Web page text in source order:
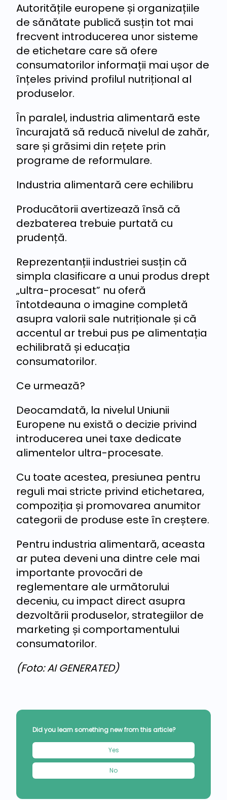
Autoritățile europene și organizațiile
de sănătate publică susțin tot mai
frecvent introducerea unor sisteme
de etichetare care să ofere
consumatorilor informații mai ușor de
înțeles privind profilul nutrițional al
produselor.
În paralel, industria alimentară este
încurajată să reducă nivelul de zahăr,
sare și grăsimi din rețete prin
programe de reformulare.
Industria alimentară cere echilibru
Producătorii avertizează însă că
dezbaterea trebuie purtată cu
prudență.
Reprezentanții industriei susțin că
simpla clasificare a unui produs drept
„ultra-procesat” nu oferă
întotdeauna o imagine completă
asupra valorii sale nutriționale și că
accentul ar trebui pus pe alimentația
echilibrată și educația
consumatorilor.
Ce urmează?
Deocamdată, la nivelul Uniunii
Europene nu există o decizie privind
introducerea unei taxe dedicate
alimentelor ultra-procesate.
Cu toate acestea, presiunea pentru
reguli mai stricte privind etichetarea,
compoziția și promovarea anumitor
categorii de produse este în creștere.
Pentru industria alimentară, aceasta
ar putea deveni una dintre cele mai
importante provocări de
reglementare ale următorului
deceniu, cu impact direct asupra
dezvoltării produselor, strategiilor de
marketing și comportamentului
consumatorilor.
(Foto: AI GENERATED)
Did you learn something new from this article?
Yes
No